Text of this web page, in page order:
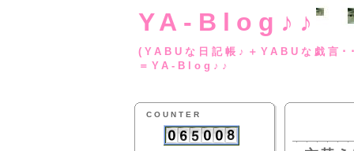
YA-Blog♪♪
(YABUな日記帳♪
＝YA-Blog♪♪
COUNTER